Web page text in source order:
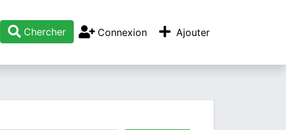
Chercher Connexion Ajouter